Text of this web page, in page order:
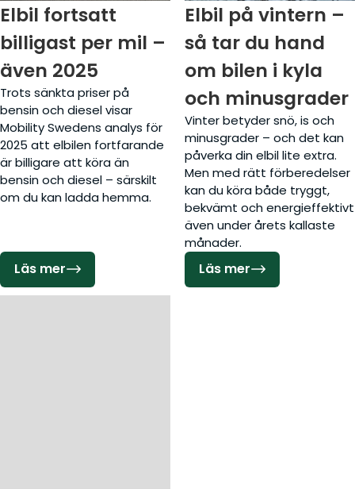
Elbil fortsatt
billigast per mil –
även 2025
Trots sänkta priser på
bensin och diesel visar
Mobility Swedens analys för
2025 att elbilen fortfarande
är billigare att köra än
bensin och diesel – särskilt
om du kan ladda hemma.
Läs mer
Elbil på vintern –
så tar du hand
om bilen i kyla
och minusgrader
Vinter betyder snö, is och
minusgrader – och det kan
påverka din elbil lite extra.
Men med rätt förberedelser
kan du köra både tryggt,
bekvämt och energieffektivt
även under årets kallaste
månader.
Läs mer